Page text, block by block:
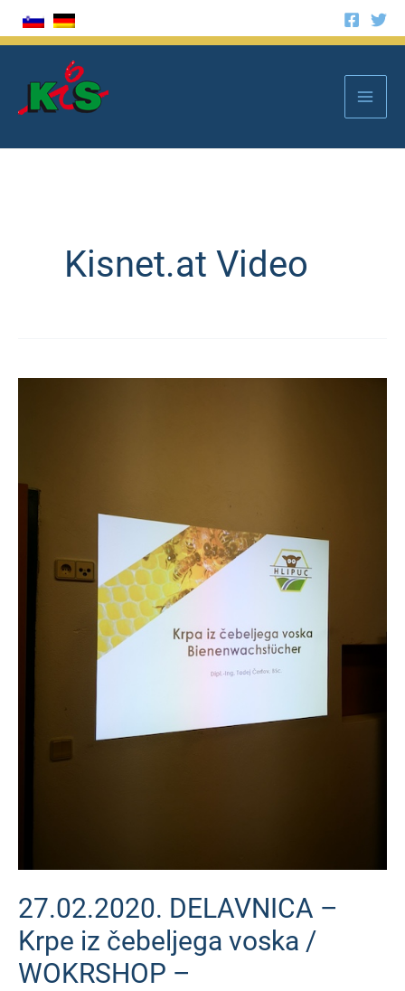
Zum
Inhalt
Kisnet.at Video
27.02.2020. DELAVNICA –
Krpe iz čebeljega voska /
WOKRSHOP –